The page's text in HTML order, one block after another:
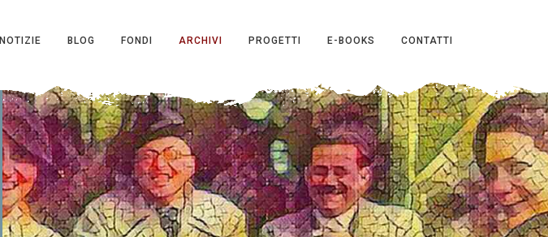
NOTIZIE BLOG FONDI ARCHIVI PROGETTI E-BOOKS CONTATTI